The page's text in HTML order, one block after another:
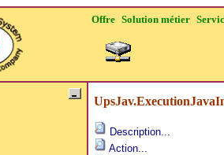
Offre Solution métier
Description...
Action...